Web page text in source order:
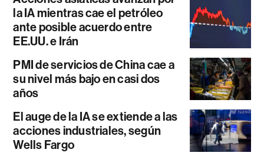
la IA mientras cae el petróleo
ante posible acuerdo entre
EE.UU. e Irán
PMI de servicios de China cae a
su nivel más bajo en casi dos
años
El auge de la IA se extiende a las
acciones industriales, según
Wells Fargo